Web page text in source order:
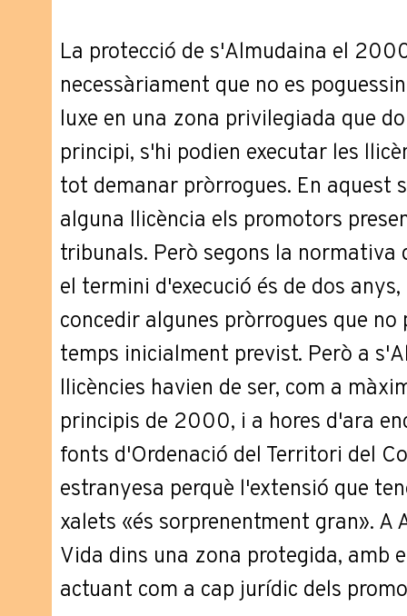
La protecció de s'Almudaina el
necessàriament que no es
luxe en una zona privilegiada que
principi, s'hi podien executar les
tot demanar pròrrogues. En aquest
alguna llicència els promotors
tribunals. Però segons la normativa
el termini d'execució és de dos
concedir algunes pròrrogues que
temps inicialment previst. Però a
llicències havien de ser, com a
principis de 2000, i a hores d'ara
fonts d'Ordenació del Territori del
estranyesa perquè l'extensió que
xalets «és sorprenentment gran». A
Vida dins una zona protegida, amb
actuant com a cap jurídic dels